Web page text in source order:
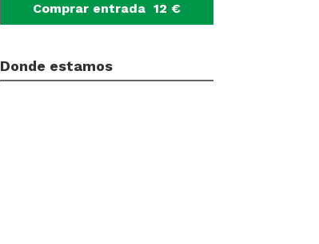
Comprar entrada 12 €
Donde estamos